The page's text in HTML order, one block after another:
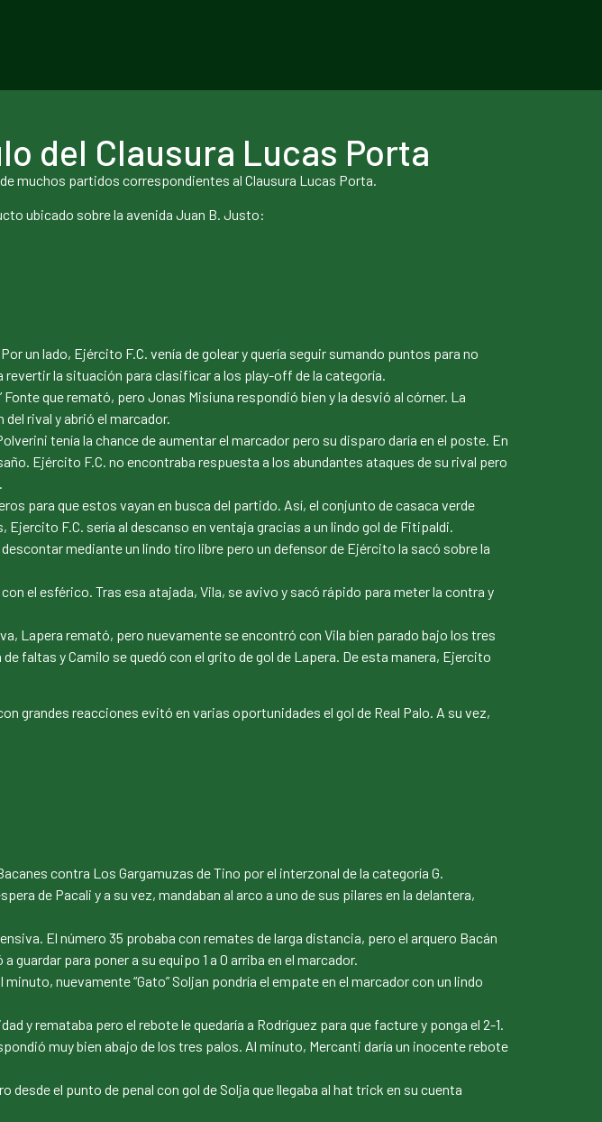
del Clausura Lucas Porta
muchos partidos correspondientes al Clausura Lucas Porta.
ubicado sobre la avenida Juan B. Justo:
un lado, Ejército F.C. venía de golear y quería seguir sumando puntos para no
revertir la situación para clasificar a los play-off de la categoría.
que remató, pero Jonas Misiuna respondió bien y la desvió al córner. La
rival y abrió el marcador.
tenía la chance de aumentar el marcador pero su disparo daría en el poste. En
Ejército F.C. no encontraba respuesta a los abundantes ataques de su rival pero
para que estos vayan en busca del partido. Así, el conjunto de casaca verde
F.C. sería al descanso en ventaja gracias a un lindo gol de Fitipaldi.
mediante un lindo tiro libre pero un defensor de Ejército la sacó sobre la
el esférico. Tras esa atajada, Vila, se avivo y sacó rápido para meter la contra y
Lapera remató, pero nuevamente se encontró con Vila bien parado bajo los tres
faltas y Camilo se quedó con el grito de gol de Lapera. De esta manera, Ejercito
grandes reacciones evitó en varias oportunidades el gol de Real Palo. A su vez,
contra Los Gargamuzas de Tino por el interzonal de la categoría G.
de Pacali y a su vez, mandaban al arco a uno de sus pilares en la delantera,
El número 35 probaba con remates de larga distancia, pero el arquero Bacán
para poner a su equipo 1 a 0 arriba en el marcador.
nuevamente “Gato” Soljan pondría el empate en el marcador con un lindo
y remataba pero el rebote le quedaría a Rodríguez para que facture y ponga el 2-1.
muy bien abajo de los tres palos. Al minuto, Mercanti daría un inocente rebote
el punto de penal con gol de Solja que llegaba al hat trick en su cuenta